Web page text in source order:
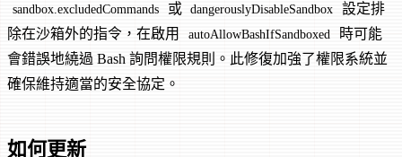
sandbox.excludedCommands 或 dangerouslyDisableSandbox
設定排
除在沙箱外的指令，在啟用
autoAllowBashIfSandboxed
時可能
會錯誤地繞過 Bash 詢問權限規則。此修復加強了權限系統並
確保維持適當的安全協定。
如何更新